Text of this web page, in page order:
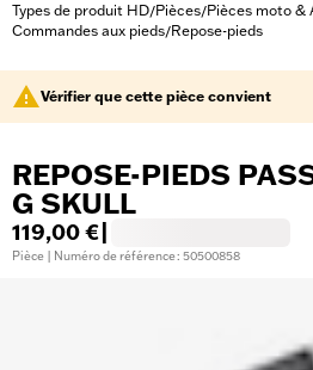
Types de produit HD/Pièces/Pièces moto &
Commandes aux pieds/Repose-pieds
Vérifier que cette pièce convient
REPOSE-PIEDS
G SKULL
119,00 €
Pièce | Numéro de référence : 50500858